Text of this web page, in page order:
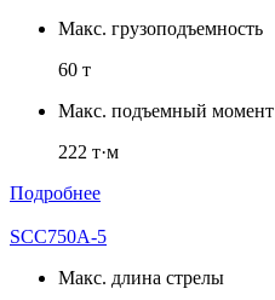
Макс. грузоподъемность
60 т
Макс. подъемный момент
222 т·м
Подробнее
SCC750A-5
Макс. длина стрелы